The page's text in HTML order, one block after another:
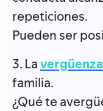
repeticiones.
Pueden ser
3. Lavergüenza
familia.
¿Qué te